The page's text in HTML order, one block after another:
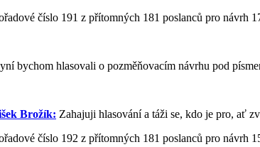
číslo 191 z přítomných 181 poslanců pro návrh
bychom hlasovali o pozměňovacím návrhu pod
Brožík: Zahajuji hlasování a táži se, kdo je pro, ať
číslo 192 z přítomných 181 poslanců pro návrh